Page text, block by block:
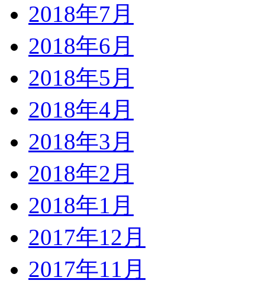
2018年7月
2018年6月
2018年5月
2018年4月
2018年3月
2018年2月
2018年1月
2017年12月
2017年11月